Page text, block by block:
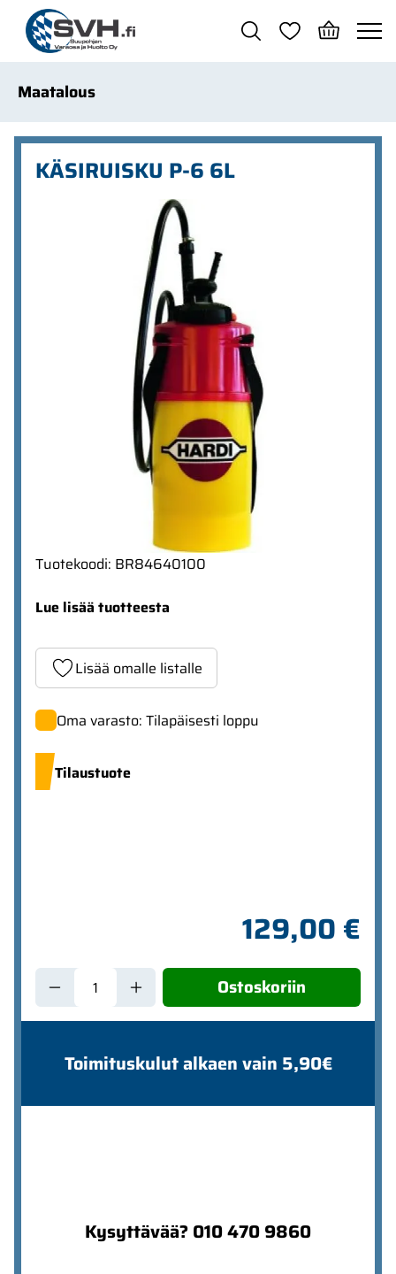
Siirry pääsisältöön
Maatalous
KÄSIRUISKU P-6 6L
Tuotekoodi: BR84640100
Lue lisää tuotteesta
Lisää omalle listalle
Oma varasto: Tilapäisesti loppu
Tilaustuote
129,00 €
Ostoskoriin
Toimituskulut alkaen vain 5,90€
Kysyttävää? 010 470 9860